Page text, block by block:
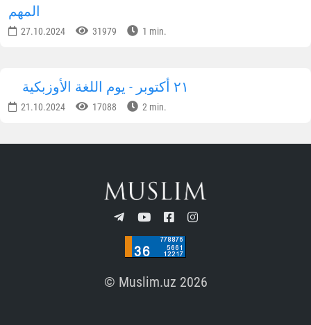
المهم
27.10.2024 31979 1 min.
٢١ أكتوبر - يوم اللغة الأوزبكية
21.10.2024 17088 2 min.
© Muslim.uz 2026